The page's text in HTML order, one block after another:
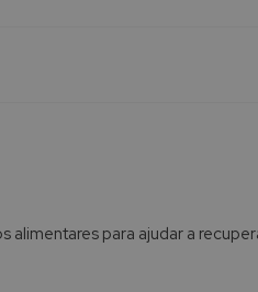
alimentares para ajudar a